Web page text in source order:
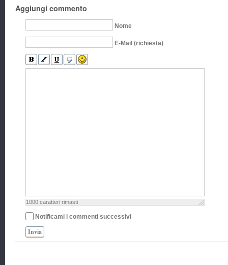
Aggiungi commento
Nome
E-Mail (richiesta)
1000 caratteri rimasti
Notificami i commenti successivi
Invia